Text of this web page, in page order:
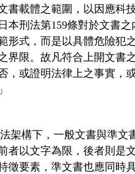
書載體之範圍，以因應科
本刑法第159條對於文書
形式，而是以具體危險犯
界限。故凡符合上開文書
，或證明法律上之事實，
架構下，一般文書與準文
者以文字為限，後者則是
徵要素，準文書也應同時